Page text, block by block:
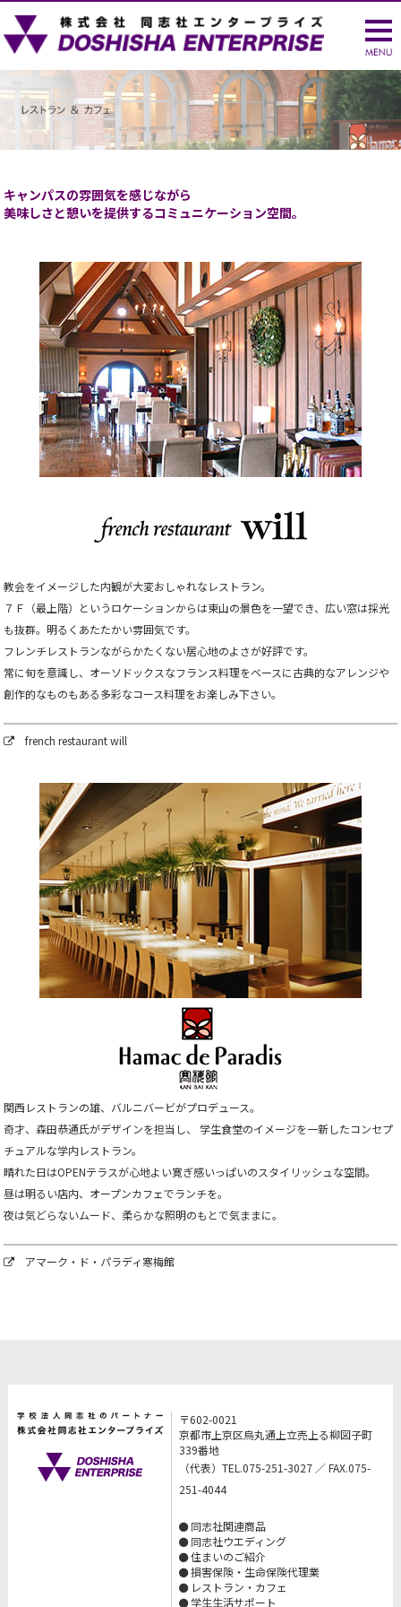
キャンパスの雰囲気を感じながら
美味しさと憩いを提供するコミュニケーション空間。
教会をイメージした内観が大変おしゃれなレストラン。
７Ｆ（最上階）というロケーションからは東山の景色を一望でき、広い窓は採光
も抜群。明るくあたたかい雰囲気です。
フレンチレストランながらかたくない居心地のよさが好評です。
常に旬を意識し、オーソドックスなフランス料理をベースに古典的なアレンジや
創作的なものもある多彩なコース料理をお楽しみ下さい。
french restaurant will
関西レストランの雄、バルニバービがプロデュース。
奇才、森田恭通氏がデザインを担当し、 学生食堂のイメージを一新したコンセプ
チュアルな学内レストラン。
晴れた日はOPENテラスが心地よい寛ぎ感いっぱいのスタイリッシュな空間。
昼は明るい店内、オープンカフェでランチを。
夜は気どらないムード、柔らかな照明のもとで気ままに。
アマーク・ド・パラディ寒梅館
〒602-0021
京都市上京区烏丸通上立売上る柳図子町
339番地
（代表）TEL.075-251-3027 ／ FAX.075-
251-4044
同志社関連商品
同志社ウエディング
住まいのご紹介
損害保険・生命保険代理業
レストラン・カフェ
学生生活サポート